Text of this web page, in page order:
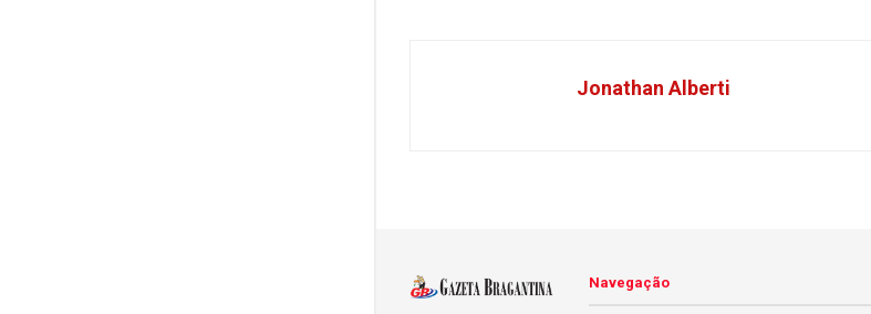
Jonathan Alberti
Navegação